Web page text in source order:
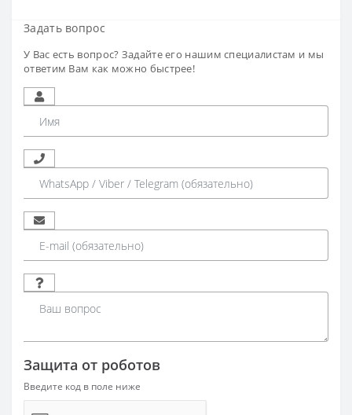
Задать вопрос
У Вас есть вопрос? Задайте его нашим специалистам и мы
ответим Вам как можно быстрее!
Защита от роботов
Введите код в поле ниже